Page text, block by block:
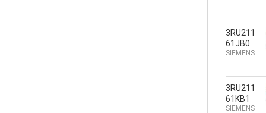
3RU211
61JB0
SIEMENS
3RU211
61KB1
SIEMENS